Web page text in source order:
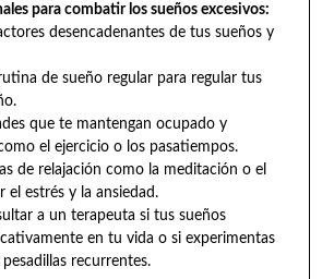
para combatir los sueños excesivos:
desencadenantes de tus sueños y
de sueño regular para regular tus
que te mantengan ocupado y
el ejercicio o los pasatiempos.
de relajación como la meditación o el
el estrés y la ansiedad.
a un terapeuta si tus sueños
en tu vida o si experimentas
recurrentes.